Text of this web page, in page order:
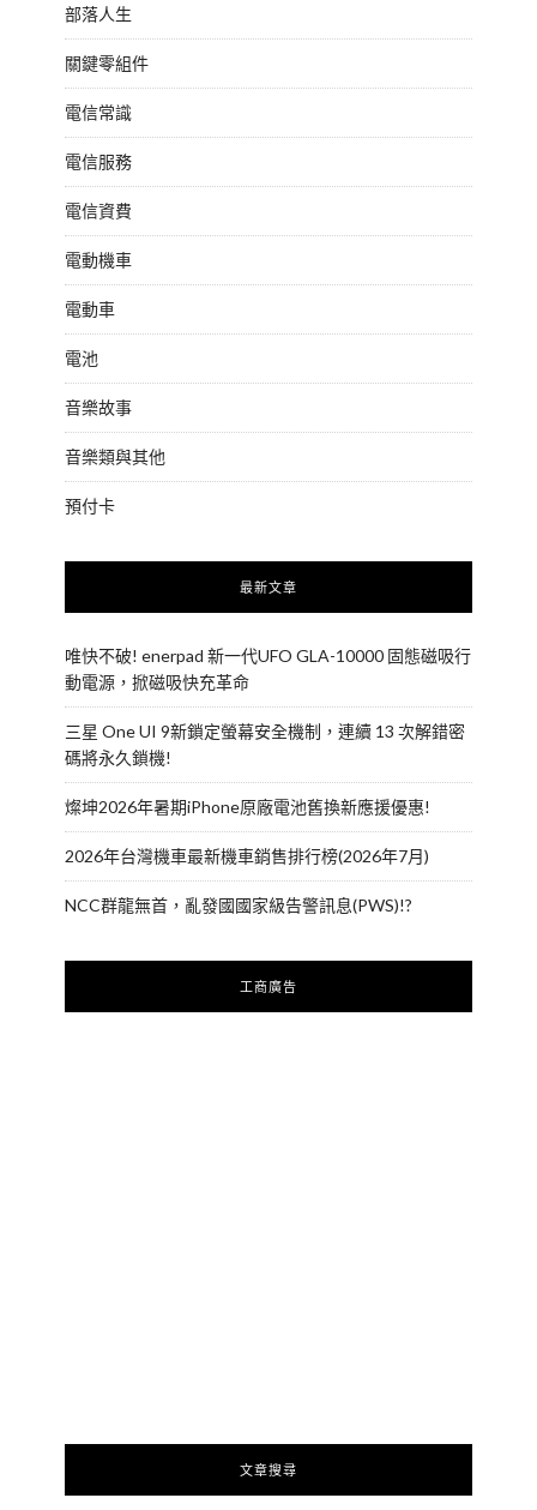
部落人生
關鍵零組件
電信常識
電信服務
電信資費
電動機車
電動車
電池
音樂故事
音樂類與其他
預付卡
最新文章
唯快不破! enerpad 新一代UFO GLA-10000 固態磁吸行
動電源，掀磁吸快充革命
三星 One UI 9新鎖定螢幕安全機制，連續 13 次解錯密
碼將永久鎖機!
燦坤2026年暑期iPhone原廠電池舊換新應援優惠!
2026年台灣機車最新機車銷售排行榜(2026年7月)
NCC群龍無首，亂發國國家級告警訊息(PWS)!?
工商廣告
文章搜尋